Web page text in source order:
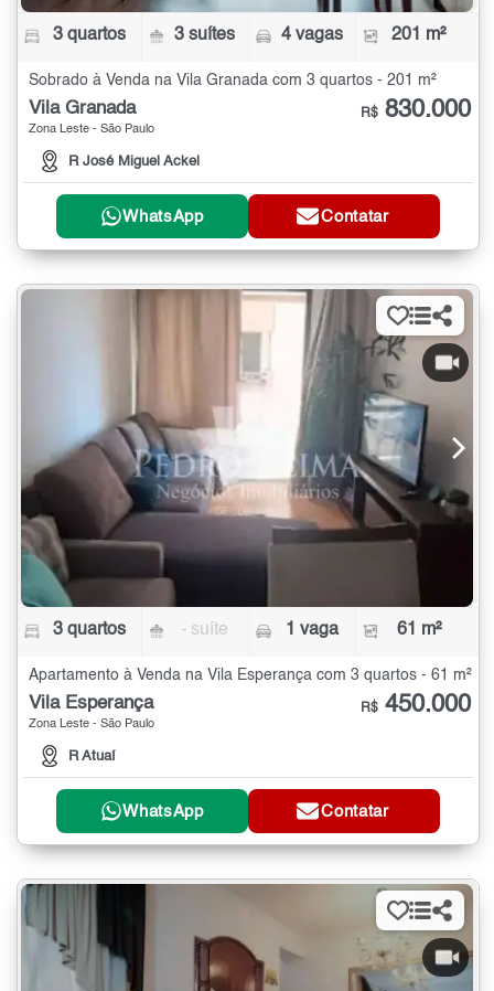
3 quartos 3 suítes 4 vagas 201 m²
Sobrado à Venda na Vila Granada com 3 quartos - 201 m²
Vila Granada
Zona Leste - São Paulo
R José Miguel Ackel
R$ 830.000
WhatsApp Contatar
3 quartos - suíte 1 vaga 61 m²
Apartamento à Venda na Vila Esperança com 3 quartos - 61 m²
Vila Esperança
Zona Leste - São Paulo
R Atuaí
R$ 450.000
WhatsApp Contatar